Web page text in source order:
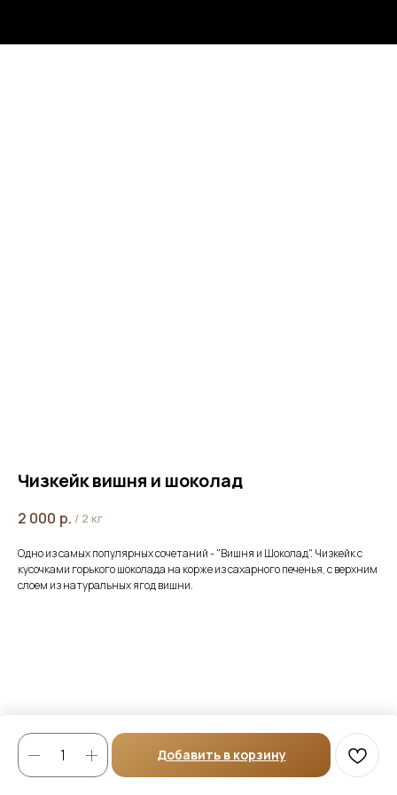
Чизкейк вишня и шоколад
2 000 р. / 2 кг
Добавить в корзину
Одно из самых популярных сочетаний - "Вишня и Шоколад". Чизкейк с
кусочками горького шоколада на корже из сахарного печенья, с верхним
слоем из натуральных ягод вишни.